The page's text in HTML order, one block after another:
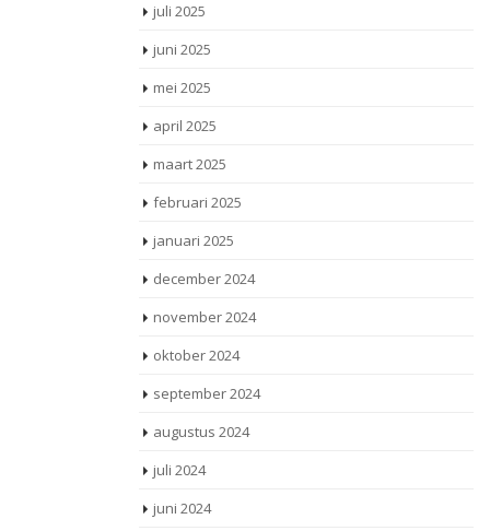
juli 2025
juni 2025
mei 2025
april 2025
maart 2025
februari 2025
januari 2025
december 2024
november 2024
oktober 2024
september 2024
augustus 2024
juli 2024
juni 2024